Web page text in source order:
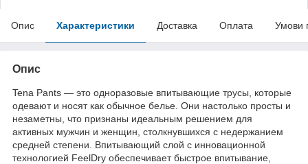
Опис Характеристики Доставка Оплата Умови
Опис
Tena Pants — это одноразовые впитывающие трусы, которые
одевают и носят как обычное белье. Они настолько просты и
незаметны, что признаны идеальным решением для
активных мужчин и женщин, столкнувшихся с недержанием
средней степени. Впитывающий слой с инновационной
технологией FeelDry обеспечивает быстрое впитывание,